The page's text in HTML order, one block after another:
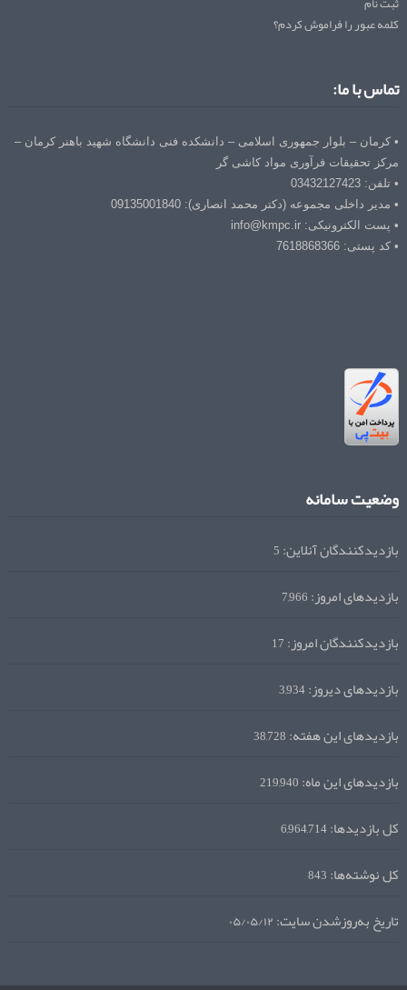
کلمه عبور را فراموش کردم؟
تماس با ما:
• کرمان – بلوار جمهوری اسلامی – دانشکده فنی دانشگاه شهید باهنر کرمان –
مرکز تحقیقات فرآوری مواد کاشی گر
• تلفن: 03432127423
• مدیر داخلی مجموعه (دکتر محمد انصاری): 09135001840
• پست الکترونیکی: info@kmpc.ir
• کد پستی: 7618868366
وضعیت سامانه
بازدیدکنندگان آنلاین:5
بازدیدهای امروز:7,966
بازدیدکنندگان امروز:17
بازدیدهای دیروز:3,934
بازدیدهای این هفته:38,728
بازدیدهای این ماه:219,940
کل بازدیدها:6,964,714
کل نوشته‌ها:843
تاریخ به‌روزشدن سایت:۰۵/۰۵/۱۲